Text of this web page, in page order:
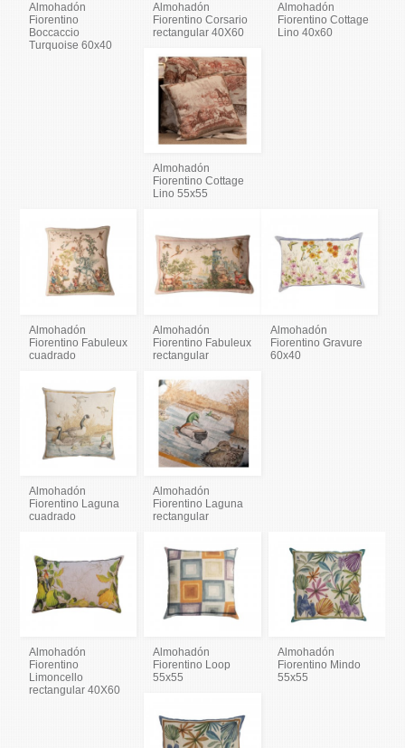
Almohadón
Fiorentino
Boccaccio
Turquoise 60x40
Almohadón
Fiorentino Corsario
rectangular 40X60
Almohadón
Fiorentino Cottage
Lino 40x60
Almohadón
Fiorentino Cottage
Lino 55x55
Almohadón
Fiorentino Fabuleux
cuadrado
Almohadón
Fiorentino Fabuleux
rectangular
Almohadón
Fiorentino Gravure
60x40
Almohadón
Fiorentino Laguna
cuadrado
Almohadón
Fiorentino Laguna
rectangular
Almohadón
Fiorentino
Limoncello
rectangular 40X60
Almohadón
Fiorentino Loop
55x55
Almohadón
Fiorentino Mindo
55x55